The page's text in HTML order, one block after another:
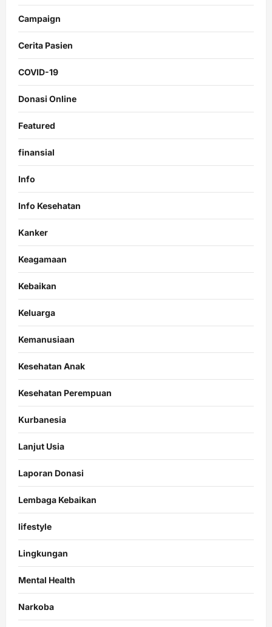
Campaign
Cerita Pasien
COVID-19
Donasi Online
Featured
finansial
Info
Info Kesehatan
Kanker
Keagamaan
Kebaikan
Keluarga
Kemanusiaan
Kesehatan Anak
Kesehatan Perempuan
Kurbanesia
Lanjut Usia
Laporan Donasi
Lembaga Kebaikan
lifestyle
Lingkungan
Mental Health
Narkoba